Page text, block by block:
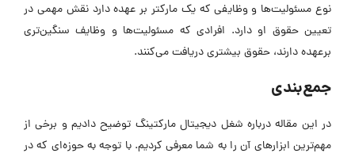
نوع مسئولیت‌ها و وظایفی که یک مارکتر بر عهده دارد نقش مهمی در
تعیین حقوق او دارد. افرادی که مسئولیت‌ها و وظایف سنگین‌تری
برعهده دارند، حقوق بیشتری دریافت می‌کنند.
جمع‌بندی
در این مقاله درباره شغل دیجیتال مارکتینگ توضیح دادیم و برخی از
مهم‌ترین ابزارهای آن را به شما معرفی کردیم. با توجه به حوزه‌ای که در